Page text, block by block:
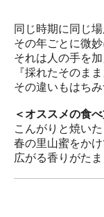
同じ時期に同じ
その年ごとに微
それは人の手を
『採れたそのま
その違いもはちみ
＜オススメの食べ
こんがりと焼い
春の里山蜜をか
広がる香りがたま